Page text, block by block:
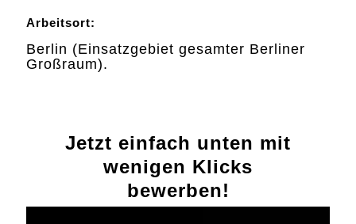
Arbeitsort:
Berlin (Einsatzgebiet gesamter Berliner
Großraum).
Jetzt einfach unten mit
wenigen Klicks
bewerben!